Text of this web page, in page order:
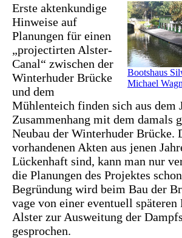
Bootshaus
Michael
Erste aktenkundige
Hinweise auf
Planungen für einen
„projectirten Alster-
Canal“ zwischen der
Winterhuder Brücke
und dem
Mühlenteich finden sich aus dem
Zusammenhang mit dem damals
Neubau der Winterhuder Brücke.
vorhandenen Akten aus jenen
Lückenhaft sind, kann man nur
die Planungen des Projektes
Begründung wird beim Bau der
vage von einer eventuell
Alster zur Ausweitung der
gesprochen.